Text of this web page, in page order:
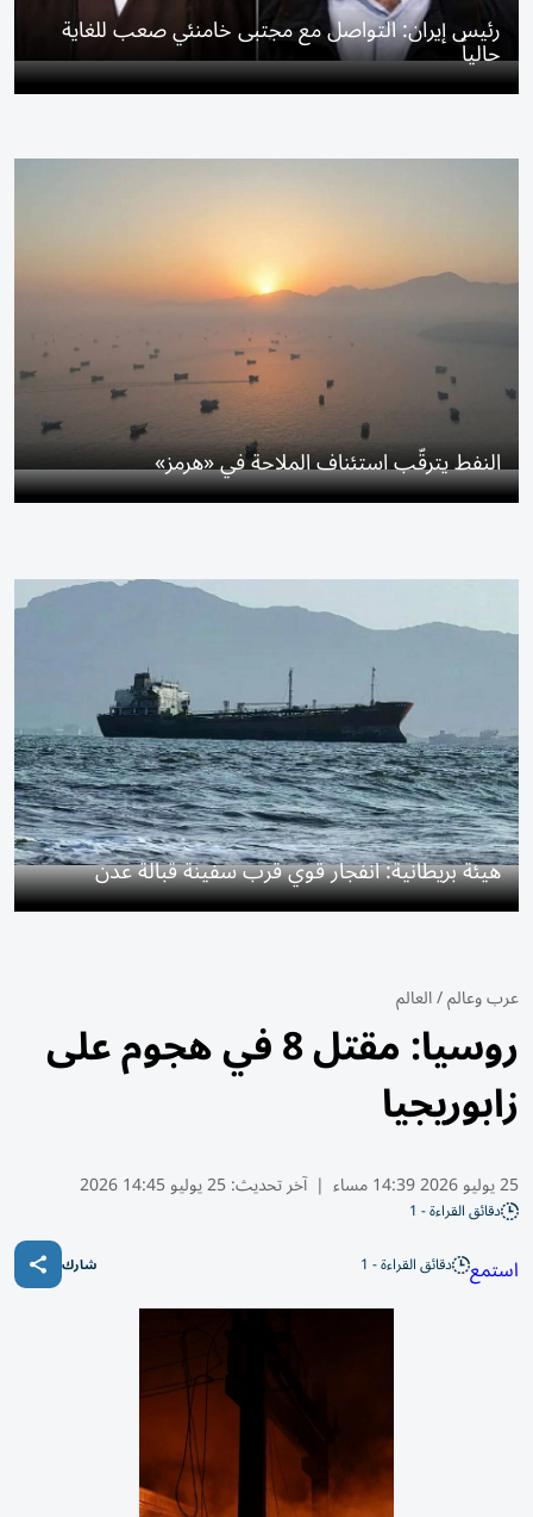
رئيس إيران: التواصل مع مجتبى خامنئي صعب للغاية
حالياً
النفط يترقّب استئناف الملاحة في «هرمز»
هيئة بريطانية: انفجار قوي قرب سفينة قبالة عدن
عرب وعالم/العالم
روسيا: مقتل 8 في هجوم على
زابوريجيا
25 يوليو 2026 14:39 مساء | آخر تحديث:25 يوليو 14:45 2026
دقائق القراءة - 1
استمع دقائق القراءة - 1 شارك